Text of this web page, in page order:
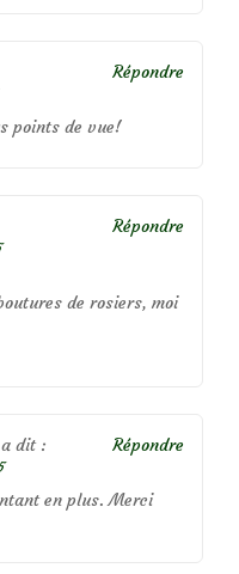
points de vue!
Répondre
de rosiers, moi
Répondre
a dit :
en plus. Merci
Répondre